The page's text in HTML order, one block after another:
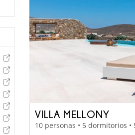
VILLA MELLONY
10 personas • 5 dormitorios •